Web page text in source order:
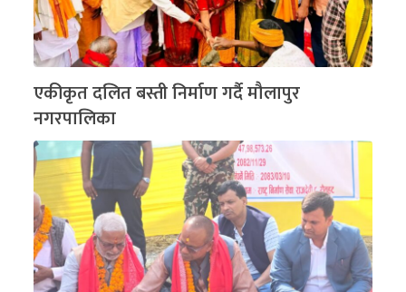
एकीकृत दलित बस्ती निर्माण गर्दै मौलापुर
नगरपालिका